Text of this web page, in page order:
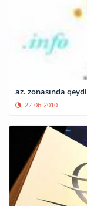
az. zonasında
22-06-2010